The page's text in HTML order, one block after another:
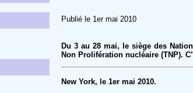
Publié le 1er mai 2010
Du 3 au 28 mai, le siège des
Non Prolifération nucléaire (TNP).
New York, le 1er mai 2010.